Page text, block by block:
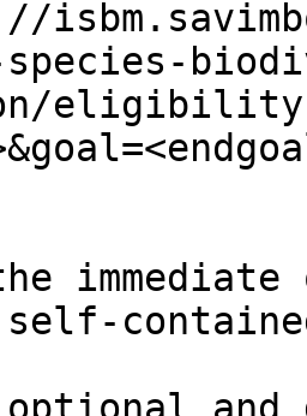
eligibility-